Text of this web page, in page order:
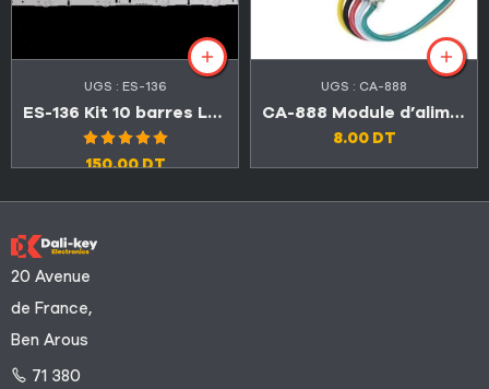
UGS : ES-136
ES-136 Kit 10 barres LED TV Samsung 40″ A 6LED + B 3LED
Note5.00
sur 5
150.00DT
UGS : CA-888
CA-888 Module d’alimentation universel TV LED et LCD
8.00 DT
20 Avenue
de France,
Ben Arous
71 380